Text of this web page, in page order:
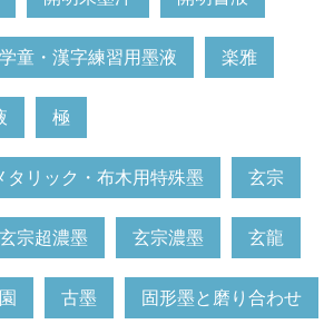
学童・漢字練習用墨液 楽雅
極
タリック・布木用特殊墨 玄宗
玄宗超濃墨 玄宗濃墨 玄龍
古墨 固形墨と磨り合わせ